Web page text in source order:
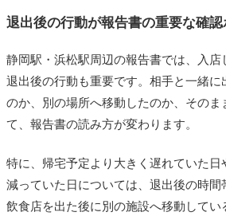
退出後の行動が報告書の重要な確
静岡駅・浜松駅周辺の報告書では、入店
退出後の行動も重要です。相手と一緒に
のか、別の場所へ移動したのか、そのま
て、報告書の読み方が変わります。
特に、帰宅予定より大きく遅れていた
減っていた日については、退出後の時間
飲食店を出た後に別の施設へ移動してい